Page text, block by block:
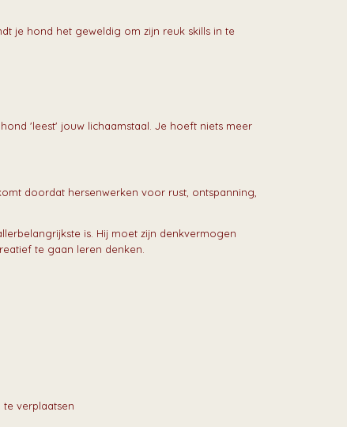
je hond het geweldig om zijn reuk skills in te
'leest' jouw lichaamstaal. Je hoeft niets meer
doordat hersenwerken voor rust, ontspanning,
is. Hij moet zijn denkvermogen
te gaan leren denken.
verplaatsen